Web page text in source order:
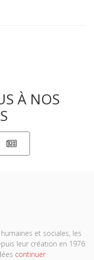
À NOS
et sociales, les
leur création en 1976
continuer